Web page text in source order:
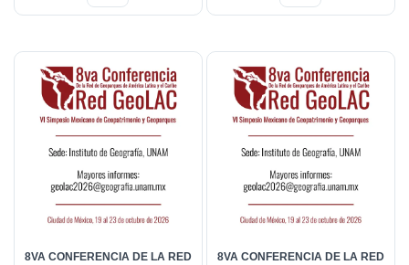
8VA CONFERENCIA DE LA RED
8VA CONFERENCIA DE LA RED